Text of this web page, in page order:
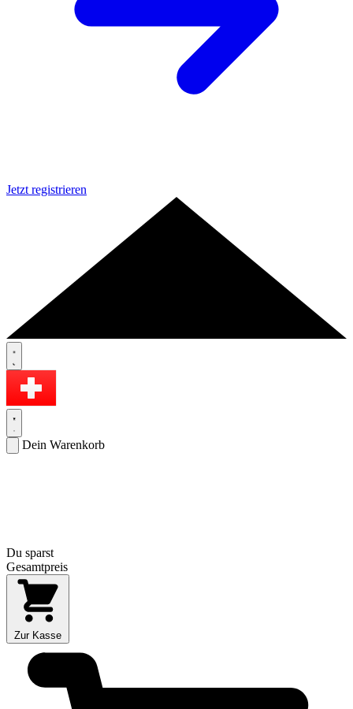
Jetzt registrieren
Dein Warenkorb
Du sparst
Gesamtpreis
Zur Kasse